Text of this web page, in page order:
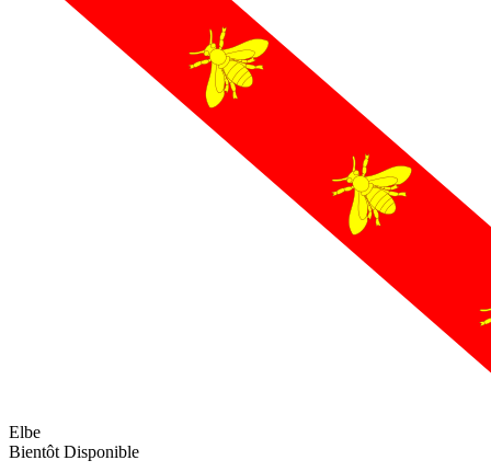
Elbe
Bientôt Disponible